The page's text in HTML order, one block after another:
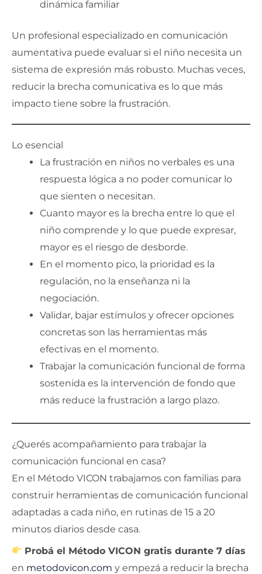
dinámica familiar
Un profesional especializado en comunicación
aumentativa puede evaluar si el niño necesita un
sistema de expresión más robusto. Muchas veces,
reducir la brecha comunicativa es lo que más
impacto tiene sobre la frustración.
Lo esencial
La frustración en niños no verbales es una
respuesta lógica a no poder comunicar lo
que sienten o necesitan.
Cuanto mayor es la brecha entre lo que el
niño comprende y lo que puede expresar,
mayor es el riesgo de desborde.
En el momento pico, la prioridad es la
regulación, no la enseñanza ni la
negociación.
Validar, bajar estímulos y ofrecer opciones
concretas son las herramientas más
efectivas en el momento.
Trabajar la comunicación funcional de forma
sostenida es la intervención de fondo que
más reduce la frustración a largo plazo.
¿Querés acompañamiento para trabajar la
comunicación funcional en casa?
En el Método VICON trabajamos con familias para
construir herramientas de comunicación funcional
adaptadas a cada niño, en rutinas de 15 a 20
minutos diarios desde casa.
Probá el Método VICON gratis durante 7 días
en metodovicon.com y empezá a reducir la brecha